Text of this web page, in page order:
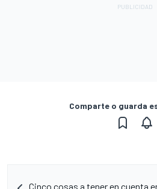
Comparte o guarda
Cinco cosas a tener en cuenta